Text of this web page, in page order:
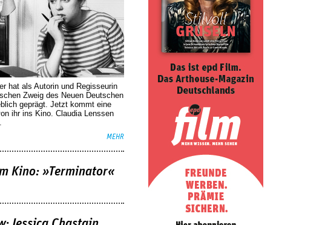
hat als Autorin und Regisseurin
Zweig des Neuen Deutschen
geprägt. Jetzt kommt eine
ihr ins Kino. Claudia Lenssen
MEHR
Kino: »Terminator«